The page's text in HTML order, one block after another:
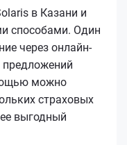
в Казани и
способами. Один
через онлайн-
предложений
можно
страховых
выгодный